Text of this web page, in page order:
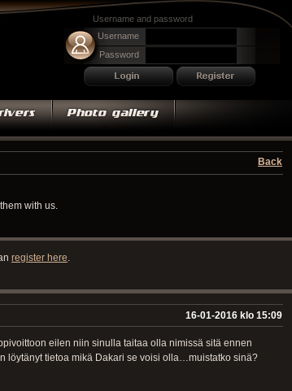
Username and password
Username
Password
Back
with us.
register here.
16-01-2016 klo 15:09
eilen niin sinulla taitaa olla nimissä sitä ennen
löytänyt tietoa mikä Dakari se voisi olla…muistatko sinä?